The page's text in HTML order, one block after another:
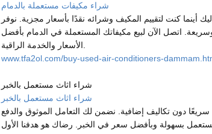
شراء مكيفات مستعملة بالدمام
كنت لتقييم المكيف وشرائه نقدًا بأسعار مجزية. نوفر
اتصل الآن لبيع مكيفاتك المستعملة في الدمام بأفضل
www.tfa2ol.com/buy-used-air-conditioners-
شراء اثاث مستعمل بالخبر
شراء اثاث مستعمل بالخبر
سريعًا دون تكاليف إضافية. نضمن لك التعامل الموثوق والدفع